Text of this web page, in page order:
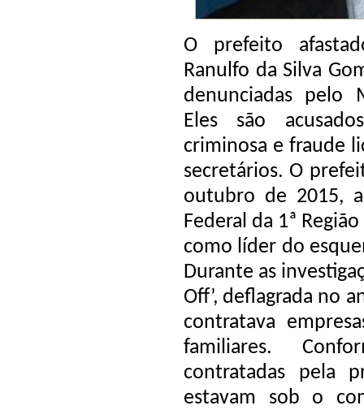
O prefeito
Ranulfo da Silva
denunciadas pelo
Eles são
criminosa e fraude
secretários. O
outubro de 2015,
Federal da 1ª
como líder do
Durante as
Off’, deflagrada no
contratava
familiares.
contratadas pela
estavam sob o